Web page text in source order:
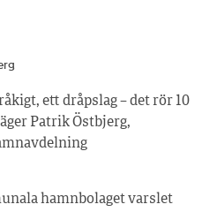
ett dråpslag – det rör 10
Patrik Östbjerg,
hamnbolaget varslet